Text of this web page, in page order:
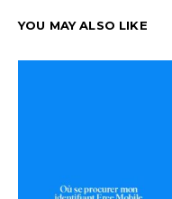
YOU MAY ALSO LIKE